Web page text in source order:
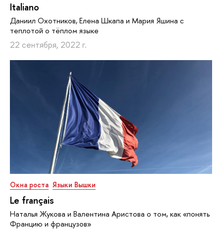
Italiano
Даниил Охотников, Елена Шкапа и Мария Яшина с
теплотой о тёплом языке
22 сентября, 2022 г.
Окна роста Языки Вышки
Le français
Наталья Жукова и Валентина Аристова о том, как «понять
Францию и французов»